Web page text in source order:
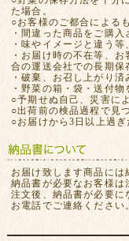
た場合。
○お客様のご都合によるも
・間違った商品をご購入
・味やイメージと違う
・お届け時の不在等、
合の運送会社での長期保
・破棄、お召し上がり済
・野菜の箱・袋・送付物
○予期せぬ自己、災害に
○出荷前の検品過程で見
○お届けから3日以上過ぎ
お届け致します商品には
納品書が必要なお客様は
注文後、納品書が必要に
お電話でご連絡ください